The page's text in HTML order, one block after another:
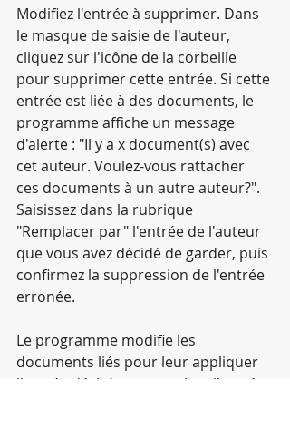
Modifiez l'entrée à supprimer. Dans
le masque de saisie de l'auteur,
cliquez sur l'icône de la corbeille
pour supprimer cette entrée. Si cette
entrée est liée à des documents, le
programme affiche un message
d'alerte : "Il y a x document(s) avec
cet auteur. Voulez-vous rattacher
ces documents à un autre auteur?".
Saisissez dans la rubrique
"Remplacer par" l'entrée de l'auteur
que vous avez décidé de garder, puis
confirmez la suppression de l'entrée
erronée.
Le programme modifie les
documents liés pour leur appliquer
l'entrée désirée et supprime l'entrée